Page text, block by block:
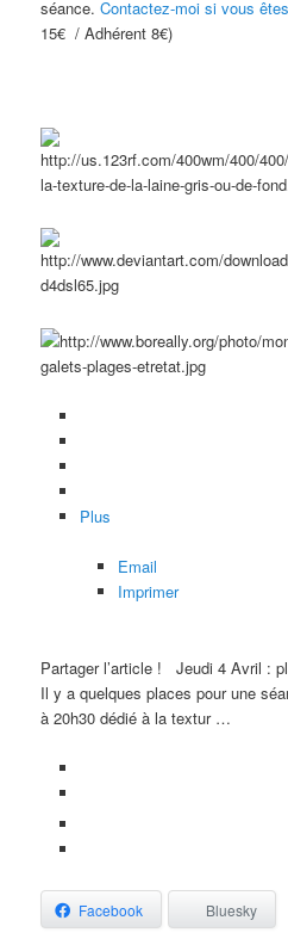
séance.Contactez-moi si vous
15€ / Adhérent 8€)
Plus
Email
Imprimer
Partager l’article !
Jeudi 4 Avril :
Il y a quelques places pour une
à 20h30 dédié à la textur …
Facebook Bluesky